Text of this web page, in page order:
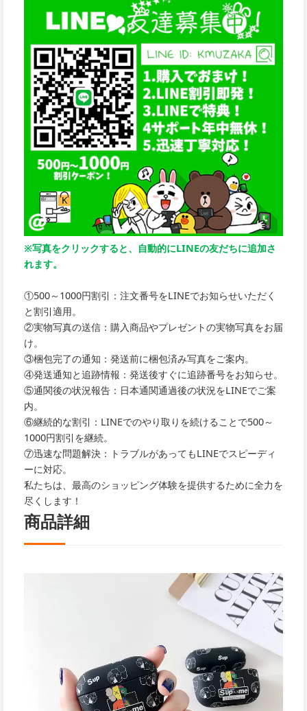
※写真をクリックすると、自動的にLINEの友だちに追加さ
れます。
①500～1000円割引：注文番号をLINEでお知らせいただく
と割引適用。
②実物写真の送信：購入商品やプレゼントの実物写真をお届
け。
③梱包完了の通知：発送前に梱包済み写真をご案内。
④発送通知と追跡情報：発送後すぐに追跡番号をお知らせ。
⑤通関後の状況報告：日本通関通過後の状況をLINEでご案
内。
⑥継続的な割引：LINEでのやり取りを続けることで500～
1000円割引を継続。
⑦迅速な問題解決：トラブルがあってもLINEでスピーディ
ーに対応。
私たちは、最高のショッピング体験を提供するために全力を
尽くします！
商品詳細